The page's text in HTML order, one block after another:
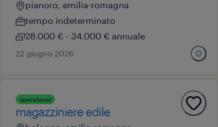
pianoro, emilia-romagna
tempo indeterminato
28.000 € - 34.000 € annuale
22 giugno 2026
operational
magazziniere edile